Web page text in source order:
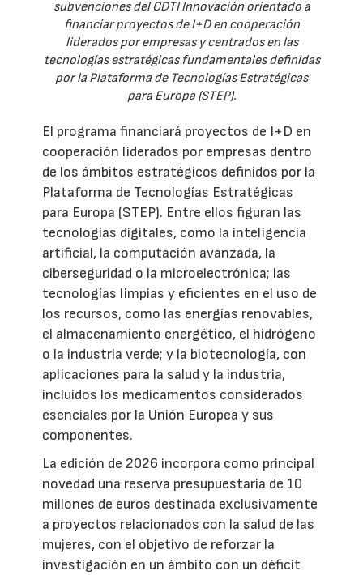
subvenciones del CDTI Innovación orientado a
financiar proyectos de I+D en cooperación
liderados por empresas y centrados en las
tecnologías estratégicas fundamentales definidas
por la Plataforma de Tecnologías Estratégicas
para Europa (STEP).
El programa financiará proyectos de I+D en
cooperación liderados por empresas dentro
de los ámbitos estratégicos definidos por la
Plataforma de Tecnologías Estratégicas
para Europa (STEP). Entre ellos figuran las
tecnologías digitales, como la inteligencia
artificial, la computación avanzada, la
ciberseguridad o la microelectrónica; las
tecnologías limpias y eficientes en el uso de
los recursos, como las energías renovables,
el almacenamiento energético, el hidrógeno
o la industria verde; y la biotecnología, con
aplicaciones para la salud y la industria,
incluidos los medicamentos considerados
esenciales por la Unión Europea y sus
componentes.
La edición de 2026 incorpora como principal
novedad una reserva presupuestaria de 10
millones de euros destinada exclusivamente
a proyectos relacionados con la salud de las
mujeres, con el objetivo de reforzar la
investigación en un ámbito con un déficit